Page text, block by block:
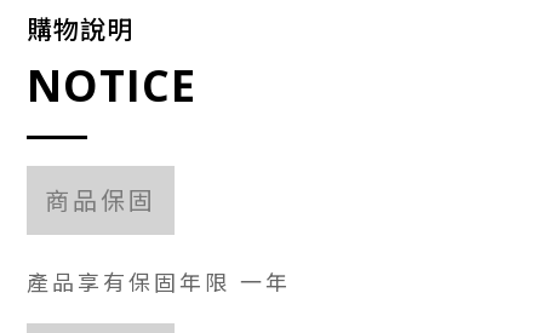
購物說明
NOTICE
商品保固
產品享有保固年限 一年